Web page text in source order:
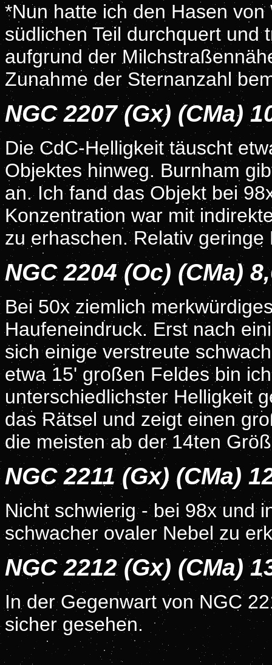
*Nun hatte ich den Hasen
südlichen Teil durchquert und
aufgrund der
Zunahme der Sternanzahl
NGC 2207 (Gx) (CMa)
Die CdC-Helligkeit täuscht
Objektes hinweg. Burnham
an. Ich fand das Objekt bei
Konzentration war mit
zu erhaschen. Relativ geringe
NGC 2204 (Oc) (CMa)
Bei 50x ziemlich
Haufeneindruck. Erst nach
sich einige verstreute
etwa 15' großen Feldes bin
unterschiedlichster Helligkeit
das Rätsel und zeigt einen
die meisten ab der 14ten
NGC 2211 (Gx) (CMa)
Nicht schwierig - bei 98x und
schwacher ovaler Nebel zu
NGC 2212 (Gx) (CMa)
In der Gegenwart von NGC
sicher gesehen.